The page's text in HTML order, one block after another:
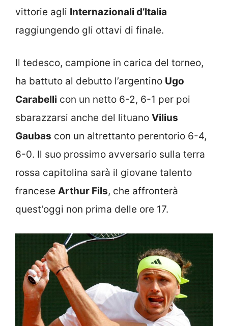
vittorie agli Internazionali d’Italia
raggiungendo gli ottavi di finale.
Il tedesco, campione in carica del torneo,
ha battuto al debutto l’argentino Ugo
Carabelli con un netto 6-2, 6-1 per poi
sbarazzarsi anche del lituano Vilius
Gaubas con un altrettanto perentorio 6-4,
6-0. Il suo prossimo avversario sulla terra
rossa capitolina sarà il giovane talento
francese Arthur Fils, che affronterà
quest’oggi non prima delle ore 17.